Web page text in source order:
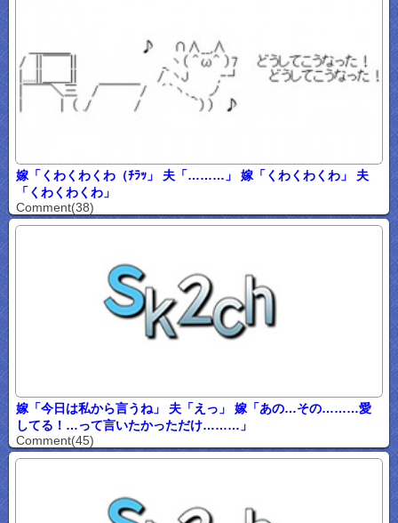
嫁「くわくわくわ（ﾁﾗｯ」 夫「………」 嫁「くわくわくわ」 夫
「くわくわくわ」
Comment(38)
嫁「今日は私から言うね」 夫「えっ」 嫁「あの…その………愛
してる！…って言いたかっただけ………」
Comment(45)